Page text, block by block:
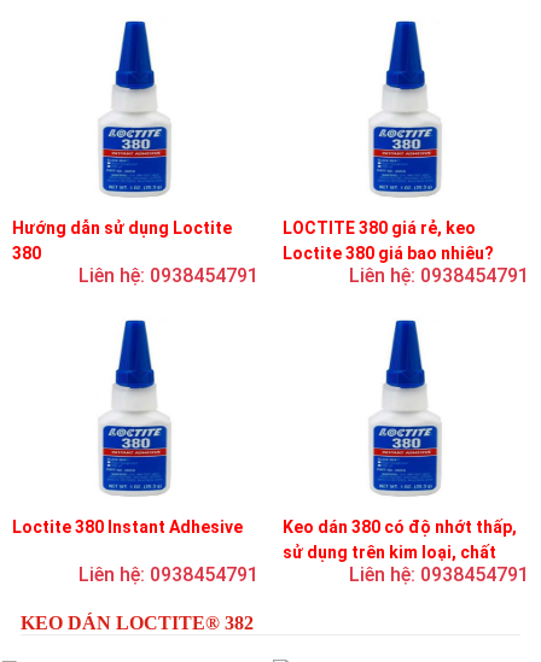
Hướng dẫn sử dụng Loctite
380
Liên hệ: 0938454791
LOCTITE 380 giá rẻ, keo
Loctite 380 giá bao nhiêu?
Liên hệ: 0938454791
Loctite 380 Instant Adhesive
Liên hệ: 0938454791
Keo dán 380 có độ nhớt thấp,
sử dụng trên kim loại, chất
đàn hồi và nhựaLiên hệ: 0938454791
KEO DÁN LOCTITE® 382